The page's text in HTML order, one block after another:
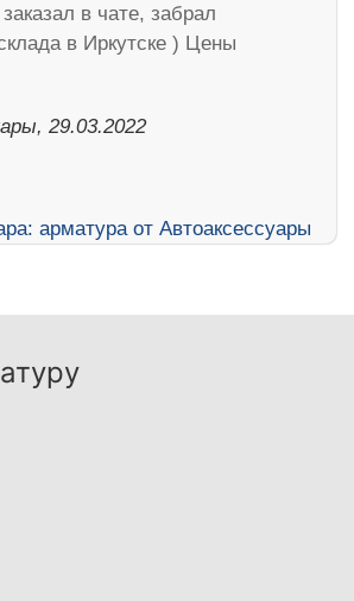
в чате, забрал
в Иркутске ) Цены
29.03.2022